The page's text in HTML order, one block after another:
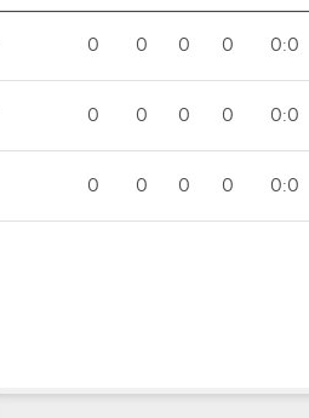
0 0 0 0 0:0
0 0 0 0 0:0
0 0 0 0 0:0